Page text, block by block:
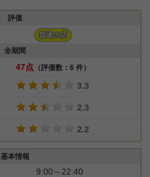
評価
普通の店
全期間
47点 （評価数：6 件）
3.3
2.3
2.2
基本情報
9:00～22:40